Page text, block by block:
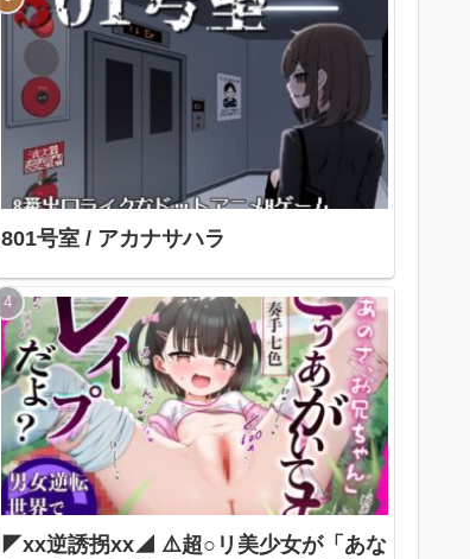
801号室 / アカナサハラ
◤xx逆誘拐xx◢ ⚠️超○リ美少女が「あな